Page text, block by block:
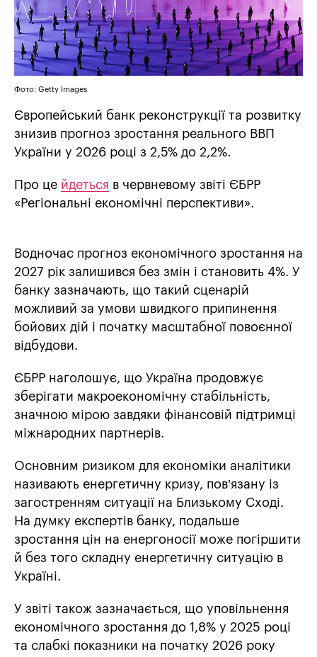
Фото: Getty Images
Європейський банк реконструкції та розвитку
знизив прогноз зростання реального ВВП
України у 2026 році з 2,5% до 2,2%.
Про це йдеться в червневому звіті ЄБРР
«Регіональні економічні перспективи».
Водночас прогноз економічного зростання на
2027 рік залишився без змін і становить 4%. У
банку зазначають, що такий сценарій
можливий за умови швидкого припинення
бойових дій і початку масштабної повоєнної
відбудови.
ЄБРР наголошує, що Україна продовжує
зберігати макроекономічну стабільність,
значною мірою завдяки фінансовій підтримці
міжнародних партнерів.
Основним ризиком для економіки аналітики
називають енергетичну кризу, пов’язану із
загостренням ситуації на Близькому Сході.
На думку експертів банку, подальше
зростання цін на енергоносії може погіршити
й без того складну енергетичну ситуацію в
Україні.
У звіті також зазначається, що уповільнення
економічного зростання до 1,8% у 2025 році
та слабкі показники на початку 2026 року